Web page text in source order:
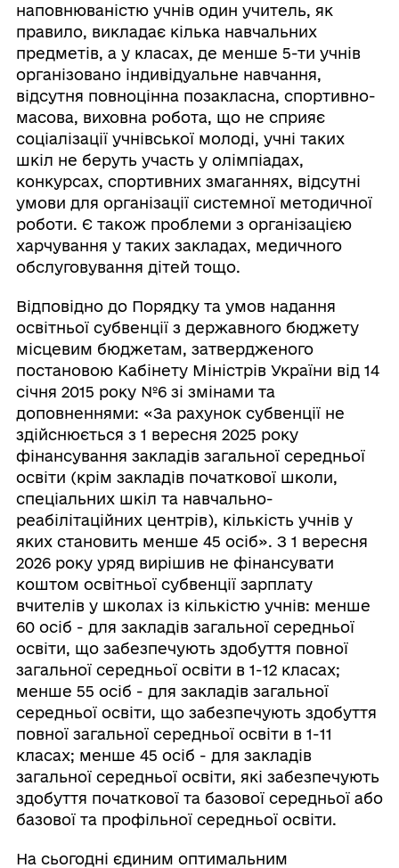
наповнюваністю учнів один учитель, як
правило, викладає кілька навчальних
предметів, а у класах, де менше 5-ти учнів
організовано індивідуальне навчання,
відсутня повноцінна позакласна, спортивно-
масова, виховна робота, що не сприяє
соціалізації учнівської молоді, учні таких
шкіл не беруть участь у олімпіадах,
конкурсах, спортивних змаганнях, відсутні
умови для організації системної методичної
роботи. Є також проблеми з організацією
харчування у таких закладах, медичного
обслуговування дітей тощо.
Відповідно до Порядку та умов надання
освітньої субвенції з державного бюджету
місцевим бюджетам, затвердженого
постановою Кабінету Міністрів України від 14
січня 2015 року №6 зі змінами та
доповненнями: «За рахунок субвенції не
здійснюється з 1 вересня 2025 року
фінансування закладів загальної середньої
освіти (крім закладів початкової школи,
спеціальних шкіл та навчально-
реабілітаційних центрів), кількість учнів у
яких становить менше 45 осіб». З 1 вересня
2026 року уряд вирішив не фінансувати
коштом освітньої субвенції зарплату
вчителів у школах із кількістю учнів: менше
60 осіб - для закладів загальної середньої
освіти, що забезпечують здобуття повної
загальної середньої освіти в 1-12 класах;
менше 55 осіб - для закладів загальної
середньої освіти, що забезпечують здобуття
повної загальної середньої освіти в 1-11
класах; менше 45 осіб - для закладів
загальної середньої освіти, які забезпечують
здобуття початкової та базової середньої або
базової та профільної середньої освіти.
На сьогодні єдиним оптимальним